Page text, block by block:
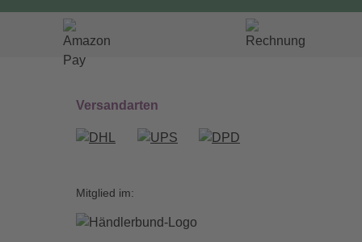
Versandarten
Mitglied im: